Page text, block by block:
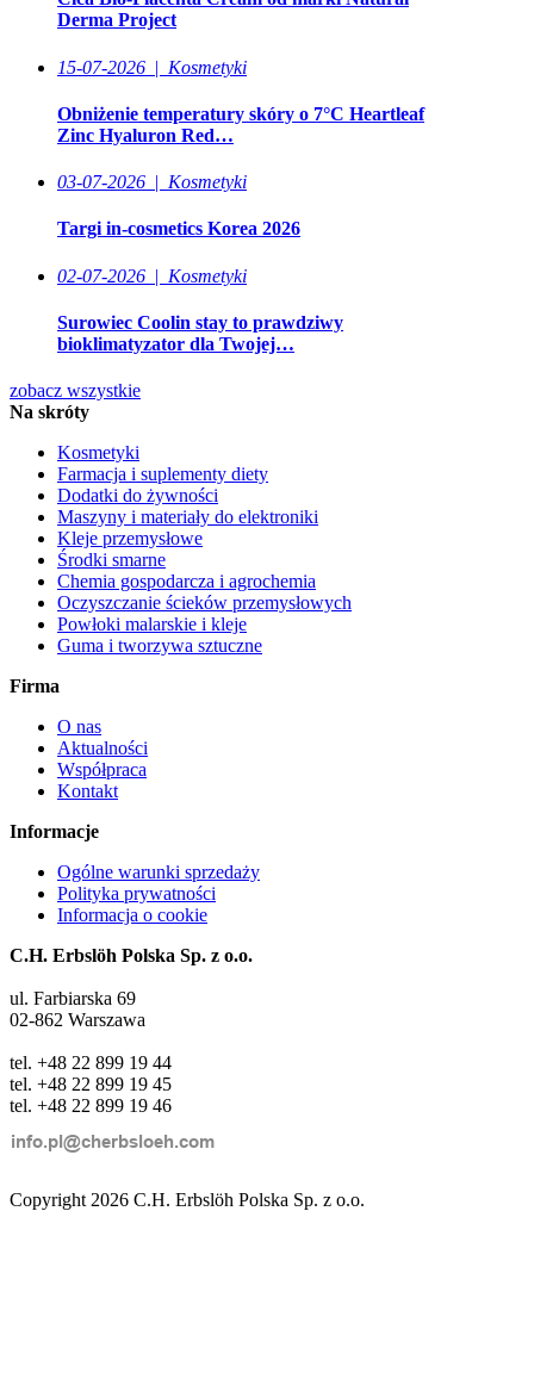
Derma Project
15-07-2026 | Kosmetyki
Obniżenie temperatury skóry o 7°C Heartleaf
Zinc Hyaluron Red…
03-07-2026 | Kosmetyki
Targi in-cosmetics Korea 2026
02-07-2026 | Kosmetyki
Surowiec Coolin stay to prawdziwy
bioklimatyzator dla Twojej…
zobacz wszystkie
Na skróty
Kosmetyki
Farmacja i suplementy diety
Dodatki do żywności
Maszyny i materiały do elektroniki
Kleje przemysłowe
Środki smarne
Chemia gospodarcza i agrochemia
Oczyszczanie ścieków przemysłowych
Powłoki malarskie i kleje
Guma i tworzywa sztuczne
Firma
O nas
Aktualności
Współpraca
Kontakt
Informacje
Ogólne warunki sprzedaży
Polityka prywatności
Informacja o cookie
C.H. Erbslöh Polska Sp. z o.o.
ul. Farbiarska 69
02-862 Warszawa
tel. +48 22 899 19 44
tel. +48 22 899 19 45
tel. +48 22 899 19 46
Copyright 2026 C.H. Erbslöh Polska Sp. z o.o.